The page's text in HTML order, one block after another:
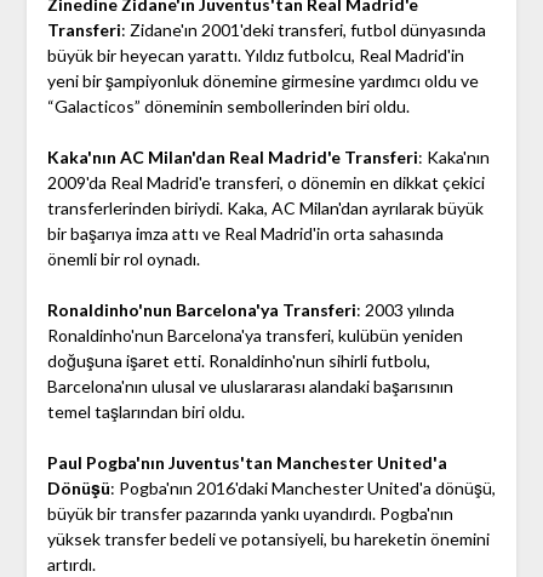
Zinedine Zidane'ın Juventus'tan Real Madrid'e
Transferi: Zidane'ın 2001'deki transferi, futbol dünyasında
büyük bir heyecan yarattı. Yıldız futbolcu, Real Madrid'in
yeni bir şampiyonluk dönemine girmesine yardımcı oldu ve
“Galacticos” döneminin sembollerinden biri oldu.
Kaka'nın AC Milan'dan Real Madrid'e Transferi: Kaka'nın
2009'da Real Madrid'e transferi, o dönemin en dikkat çekici
transferlerinden biriydi. Kaka, AC Milan'dan ayrılarak büyük
bir başarıya imza attı ve Real Madrid'in orta sahasında
önemli bir rol oynadı.
Ronaldinho'nun Barcelona'ya Transferi: 2003 yılında
Ronaldinho'nun Barcelona'ya transferi, kulübün yeniden
doğuşuna işaret etti. Ronaldinho'nun sihirli futbolu,
Barcelona'nın ulusal ve uluslararası alandaki başarısının
temel taşlarından biri oldu.
Paul Pogba'nın Juventus'tan Manchester United'a
Dönüşü: Pogba'nın 2016'daki Manchester United'a dönüşü,
büyük bir transfer pazarında yankı uyandırdı. Pogba'nın
yüksek transfer bedeli ve potansiyeli, bu hareketin önemini
artırdı.